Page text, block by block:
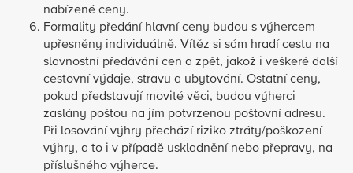
nabízené ceny.
Formality předání hlavní ceny budou s výhercem
upřesněny individuálně. Vítěz si sám hradí cestu na
slavnostní předávání cen a zpět, jakož i veškeré další
cestovní výdaje, stravu a ubytování. Ostatní ceny,
pokud představují movité věci, budou výherci
zaslány poštou na jím potvrzenou poštovní adresu.
Při losování výhry přechází riziko ztráty/poškození
výhry, a to i v případě uskladnění nebo přepravy, na
příslušného výherce.